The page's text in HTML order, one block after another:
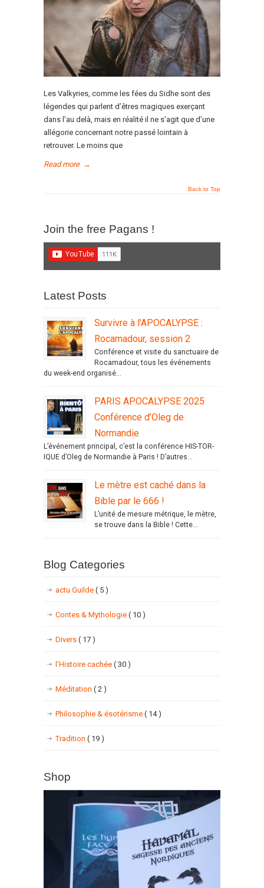
Les Valkyries, comme les fées du Sidhe sont des
légendes qui parlent d’êtres magiques exerçant
dans l’au delà, mais en réalité il ne s’agit que d’une
allégorie concernant notre passé lointain à
retrouver. Le moins que
Read more →
Back to Top
Join the free Pagans !
Latest Posts
Survivre à l’APOCALYPSE :
Rocamadour, session 2
Conférence et visite du sanctuaire de
Rocamadour, tous les événements
du week-end organisé...
PARIS APOCALYPSE 2025
Conférence d’Oleg de
Normandie
L’événement principal, c’est la conférence HIS-TOR-
IQUE d’Oleg de Normandie à Paris ! D’autres...
Le mètre est caché dans la
Bible par le 666 !
L’unité de mesure métrique, le mètre,
se trouve dans la Bible ! Cette...
Blog Categories
actu Guilde ( 5 )
Contes & Mythologie ( 10 )
Divers ( 17 )
l'Histoire cachée ( 30 )
Méditation ( 2 )
Philosophie & ésotérisme ( 14 )
Tradition ( 19 )
Shop